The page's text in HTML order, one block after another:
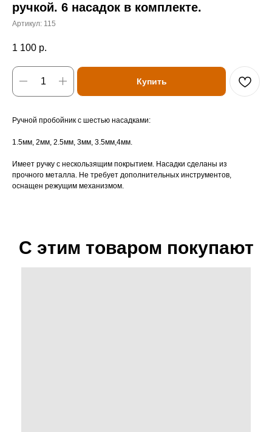
ручкой. 6 насадок в комплекте.
Артикул: 115
1 100 р.
Купить
Ручной пробойник с шестью насадками:
1.5мм, 2мм, 2.5мм, 3мм, 3.5мм,4мм.
Имеет ручку с нескользящим покрытием. Насадки сделаны из
прочного металла. Не требует дополнительных инструментов,
оснащен режущим механизмом.
С этим товаром покупают